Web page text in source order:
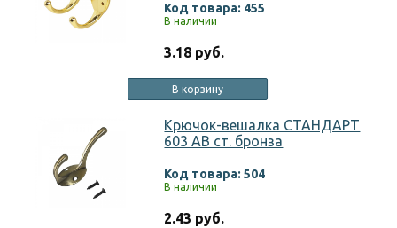
Код товара: 455
В наличии
3.18 руб.
В корзину
Крючок-вешалка СТАНДАРТ
603 AB ст. бронза
Код товара: 504
В наличии
2.43 руб.